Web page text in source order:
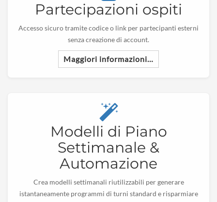
Partecipazioni ospiti
Accesso sicuro tramite codice o link per partecipanti esterni
senza creazione di account.
Maggiori informazioni…
Modelli di Piano
Settimanale &
Automazione
Crea modelli settimanali riutilizzabili per generare
istantaneamente programmi di turni standard e risparmiare